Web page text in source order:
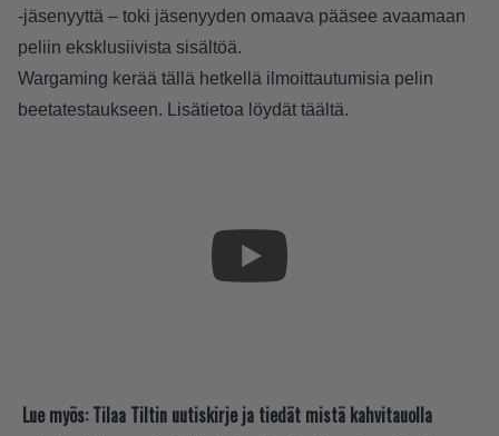
-jäsenyyttä – toki jäsenyyden omaava pääsee avaamaan
peliin eksklusiivista sisältöä.
Wargaming kerää tällä hetkellä ilmoittautumisia pelin
beetatestaukseen. Lisätietoa löydät täältä.
Lue myös: Tilaa Tiltin uutiskirje ja tiedät mistä kahvitauolla